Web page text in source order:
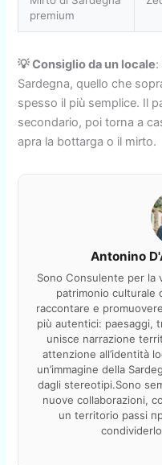
premium
💡 Consiglio da un locale:
Sardegna, quello che
spesso il più semplice. Il
secondario, poi torna a
apra la bottarga o il mirto.
Antonino
Sono Consulente per la
patrimonio culturale
raccontare e
più autentici: paesaggi,
unisce narrazione
attenzione all’identità
un’immagine della
dagli stereotipi.Sono
nuove collaborazioni,
un territorio passi